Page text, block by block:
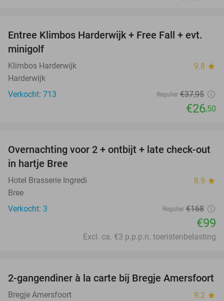
30%
Entree Klimbos Harderwijk + Free Fall + evt.
minigolf
Klimbos Harderwijk 9.8 star
Harderwijk
Verkocht: 713
Regulier €37,95
€26,50
41%
TODAY
Overnachting voor 2 + ontbijt + late check-out
in hartje Bree
Hotel Brasserie Ingredi 8.9 star
Bree
Verkocht: 3
Regulier €168
€99
Excl. ca. €3 p.p.p.n. toeristenbelasting
12%
2-gangendiner à la carte bij Bregje Amersfoort
Bregje Amersfoort 9.2 star